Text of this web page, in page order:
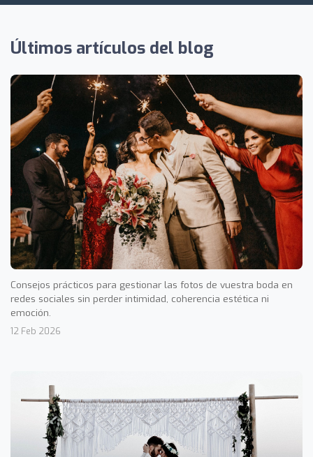
Últimos artículos del blog
Consejos prácticos para gestionar las fotos de vuestra boda en
redes sociales sin perder intimidad, coherencia estética ni
emoción.
12 Feb 2026